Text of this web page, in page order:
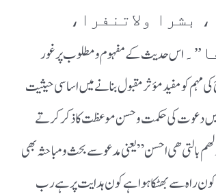
بشرا ولاتنفرا،
اس حدیث کے مفہوم و مطلوب پر غور
مہم کو مفید مؤثر مقبول بنانے میں اساسی حیثیت
دعوت کی حکمت و حسن موعظت کا ذکر کرتے
بالتی ھی احسن” یعنی مدعو سے بحث و مباحثہ بھی
کون راہ سے بھٹکا ہوا ہے کون ہدایت پر ہے رب